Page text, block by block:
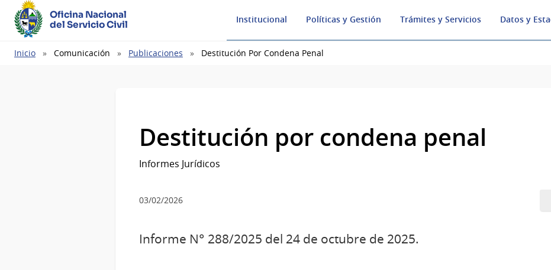
Oficina Nacional
del Servicio Civil
Institucional Políticas y Gestión Trámites y Servicios Datos y
Ruta
Inicio Comunicación Publicaciones Destitución Por Condena Penal
Destitución por condena penal
Informes Jurídicos
03/02/2026
Informe N° 288/2025 del 24 de octubre de 2025.